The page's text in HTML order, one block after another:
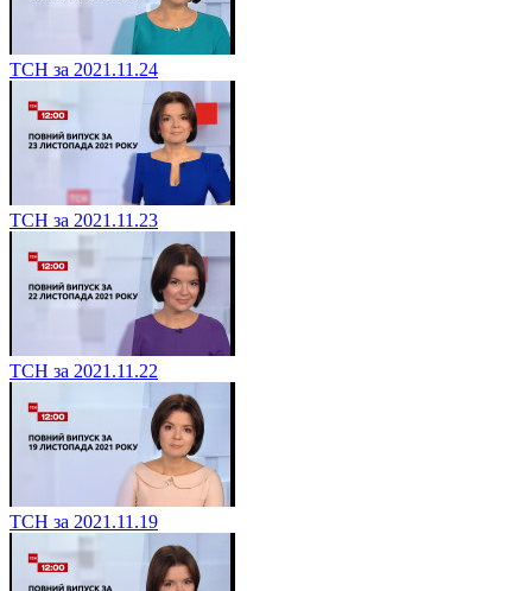
ТСН за 2021.11.24
ТСН за 2021.11.23
ТСН за 2021.11.22
ТСН за 2021.11.19